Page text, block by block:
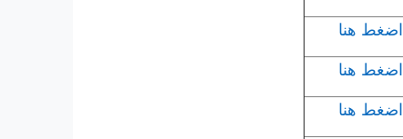
اضغط هنا
اضغط هنا
اضغط هنا